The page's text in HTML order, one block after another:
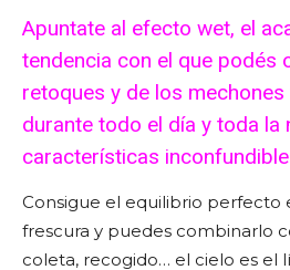
Apuntate al efecto wet, el
tendencia con el que podés
retoques y de los
durante todo el día y toda la
características
Consigue el equilibrio perfecto
frescura y puedes combinarlo
coleta, recogido… el cielo es el